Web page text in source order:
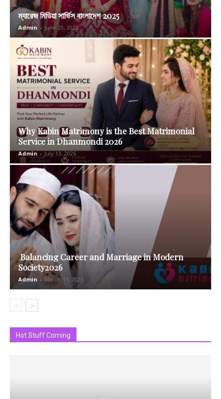
ম্যারেজ মিডিয়া সার্ভিস বাংলাদেশ 2025
Admin - June 29, 2025
Why Kabin Matrimony is the Best Matrimonial
Service in Dhanmondi 2026
Admin - July 13, 2026
Balancing Career and Marriage in Modern
Society2026
Admin - March 11, 2026
Hot Stuff Coming